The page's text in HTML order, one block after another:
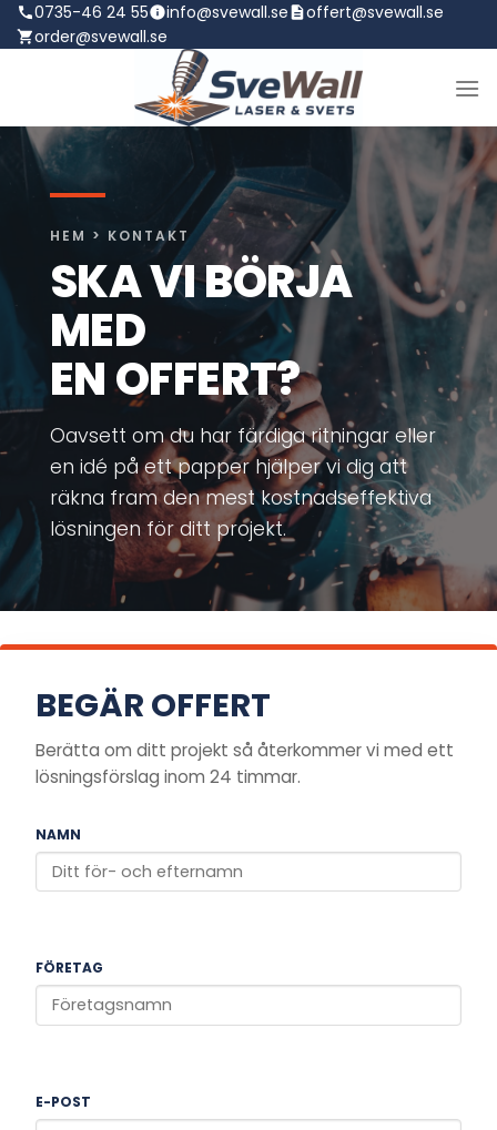
Skip0735-46 24 55 info@svewall.se
offert@svewall.se
order@svewall.se
HEM > KONTAKT
SKA VI BÖRJA
MED
EN OFFERT?
Oavsett om du har färdiga ritningar eller
en idé på ett papper hjälper vi dig att
räkna fram den mest kostnadseffektiva
lösningen för ditt projekt.
BEGÄR OFFERT
Berätta om ditt projekt så återkommer vi med ett
lösningsförslag inom 24 timmar.
NAMN
FÖRETAG
E-POST